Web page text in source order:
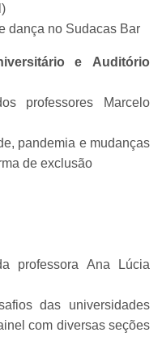
dança no Sudacas Bar
e Auditório
professores Marcelo
pandemia e mudanças
de exclusão
professora Ana Lúcia
das universidades
com diversas seções